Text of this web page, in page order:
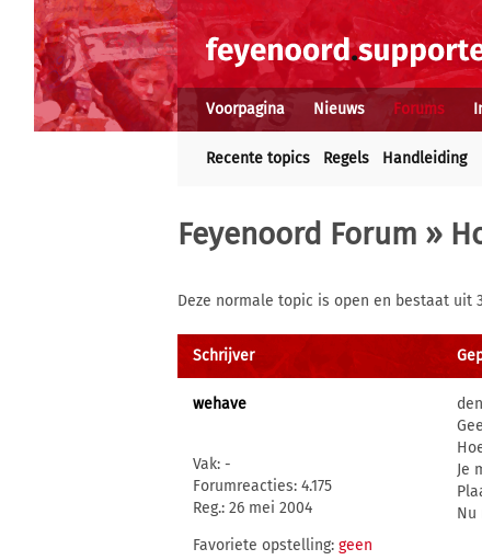
Voorpagina Nieuws Forums
Recente topics Regels Handleiding
Feyenoord Forum »
Deze normale topic is open en bestaat uit
Schrijver
wehave
Vak: -
Forumreacties: 4.175
Reg.: 26 mei 2004
Favoriete opstelling: geen
Je
Nu